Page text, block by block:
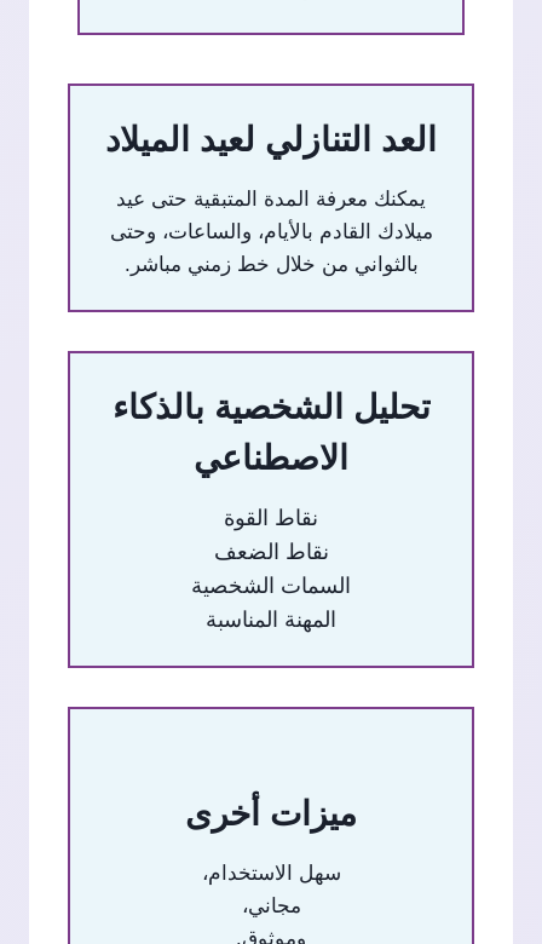
العد التنازلي لعيد الميلاد
يمكنك معرفة المدة المتبقية حتى عيد
ميلادك القادم بالأيام، والساعات، وحتى
بالثواني من خلال خط زمني مباشر.
تحليل الشخصية بالذكاء
الاصطناعي
نقاط القوة
نقاط الضعف
السمات الشخصية
المهنة المناسبة
ميزات أخرى
سهل الاستخدام،
مجاني،
وموثوق.